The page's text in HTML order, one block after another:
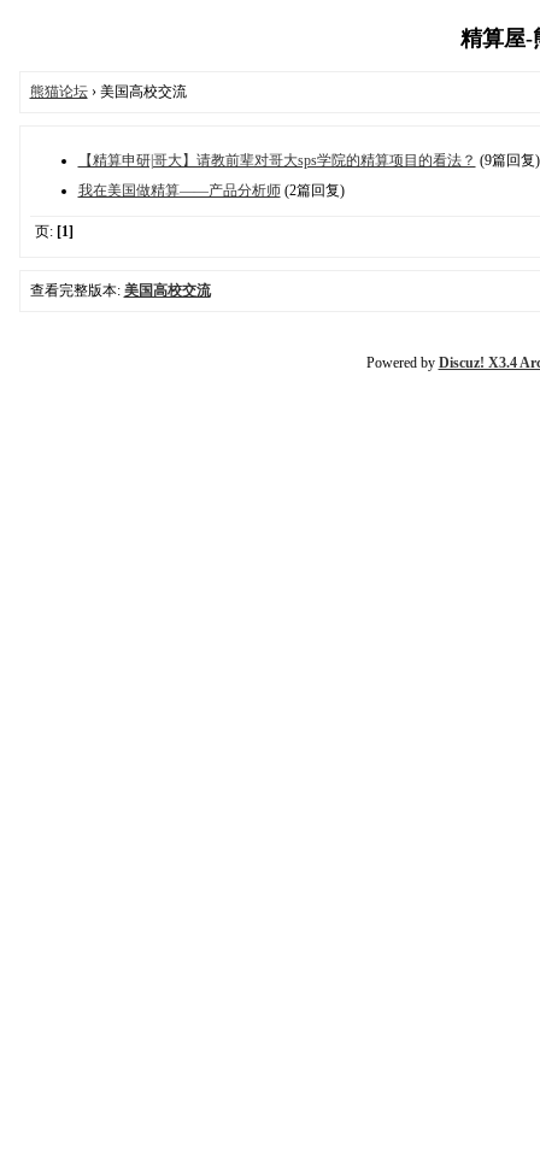
精算屋-
熊猫论坛› 美国高校交流
【精算申研|哥大】请教前辈对哥大sps学院的精算项目的看法？ (9篇回复)
我在美国做精算——产品分析师(2篇回复)
页: [1]
查看完整版本: 美国高校交流
Powered by Discuz! X3.4